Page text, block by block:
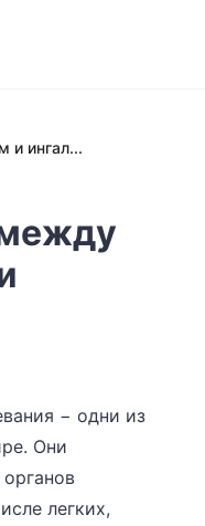
и ингал...
− одни из
Они
легких,